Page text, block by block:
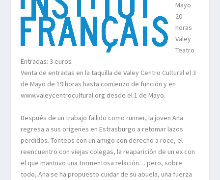
Mayo
20
horas
Valey
Teatro
Entradas: 3 euros
Venta de entradas en la taquilla de Valey Centro Cultural el 3
de Mayo de 19 horas hasta comienzo de función y en
www.valeycentrocultural.org desde el 1 de Mayo.
Después de un trabajo fallido como runner, la joven Ana
regresa a sus orígenes en Estrasburgo a retomar lazos
perdidos. Tonteos con un amigo con derecho a roce, el
reencuentro con viejas colegas, la reaparición de un ex con
el que mantuvo una tormentosa relación… pero, sobre
todo, Ana se ha propuesto cuidar de su abuela, una fuerza